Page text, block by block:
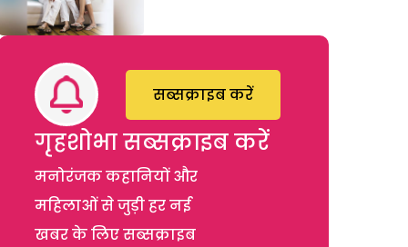
गृहशोभा सब्सक्राइब करें
मनोरंजक कहानियों और
महिलाओं से जुड़ी हर नई
खबर के लिए सब्सक्राइब
सब्सक्राइब करें